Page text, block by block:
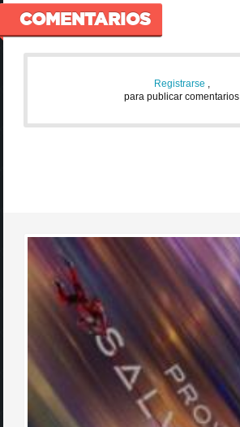
COMENTARIOS
Registrarse ,
para publicar comentarios